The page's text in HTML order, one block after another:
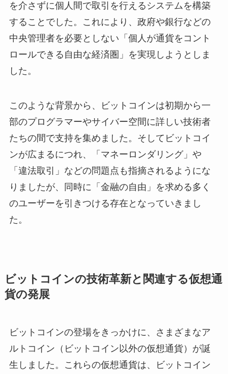
を介さずに個人間で取引を行えるシステムを構築
することでした。これにより、政府や銀行などの
中央管理者を必要としない「個人が通貨をコント
ロールできる自由な経済圏」を実現しようとしま
した。
このような背景から、ビットコインは初期から一
部のプログラマーやサイバー空間に詳しい技術者
たちの間で支持を集めました。そしてビットコイ
ンが広まるにつれ、「マネーロンダリング」や
「違法取引」などの問題点も指摘されるようにな
りましたが、同時に「金融の自由」を求める多く
のユーザーを引きつける存在となっていきまし
た。
ビットコインの技術革新と関連する仮想通
貨の発展
ビットコインの登場をきっかけに、さまざまなア
ルトコイン（ビットコイン以外の仮想通貨）が誕
生しました。これらの仮想通貨は、ビットコイン